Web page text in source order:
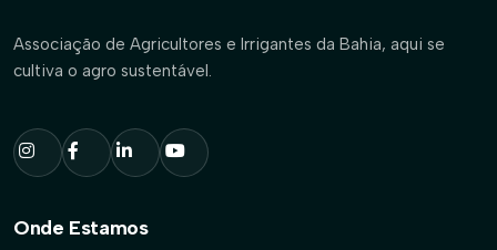
Associação de Agricultores e Irrigantes da Bahia, aqui se
cultiva o agro sustentável.
Onde Estamos